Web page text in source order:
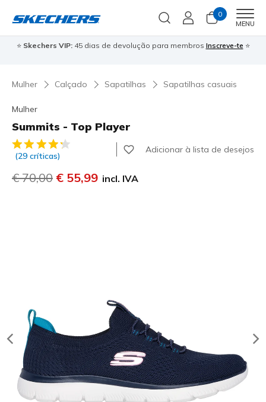
0
MENU
⭐ Skechers VIP:45 dias de devolução para membros Inscreve-te ⭐
Mulher Calçado Sapatilhas Sapatilhas casuais
Mulher
Summits - Top Player
5 de 5 – Classificação do cliente
(29 críticas)
Adicionar à lista de desejos
Preço com desconto de
€ 70,00 para
€ 55,99 incl. IVA